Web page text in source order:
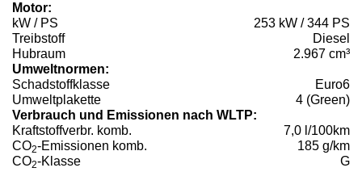
Motor:
kW / PS
253 kW / 344 PS
Treibstoff
Diesel
Hubraum
2.967 cm³
Umweltnormen:
Schadstoffklasse
Euro6
Umweltplakette
4 (Green)
Verbrauch und Emissionen nach WLTP:
Kraftstoffverbr. komb.
7,0 l/100km
CO2-Emissionen komb.
185 g/km
CO2-Klasse G